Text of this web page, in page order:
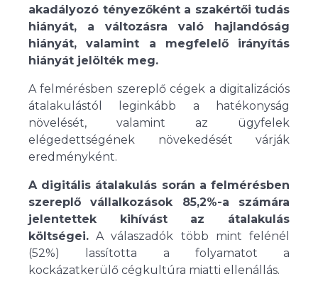
akadályozó tényezőként a szakértői tudás
hiányát, a változásra való hajlandóság
hiányát, valamint a megfelelő irányítás
hiányát jelölték meg.
A felmérésben szereplő cégek a digitalizációs
átalakulástól leginkább a hatékonyság
növelését, valamint az ügyfelek
elégedettségének növekedését várják
eredményként.
A digitális átalakulás során a felmérésben
szereplő vállalkozások 85,2%-a számára
jelentettek kihívást az átalakulás
költségei. A válaszadók több mint felénél
(52%) lassította a folyamatot a
kockázatkerülő cégkultúra miatti ellenállás.